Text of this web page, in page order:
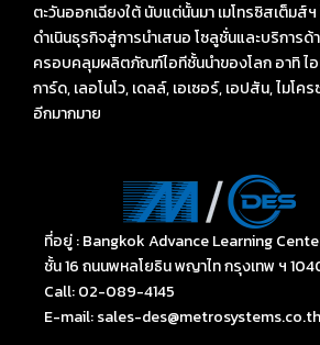
ตะวันออกเฉียงใต้ นับแต่นั้นมา เมโทรซิสเต็มส์
ดำเนินธุรกิจสู่การนำเสนอ โซลูชั่นและบริการ
ครอบคลุมผลิตภัณฑ์ไอทีชั้นนำของโลก อาทิ ไ
การ์ด, เลอโนโว, เดลล์, เอเซอร์, เอปสัน, ไมโค
อีกมากมาย
ที่อยู่ : Bangkok Advance Learning
ชั้น 16 ถนนพหลโยธิน พญาไท กรุงเทพ ฯ
Call: 02-089-4145
E-mail: sales-des@metrosystems.co.th